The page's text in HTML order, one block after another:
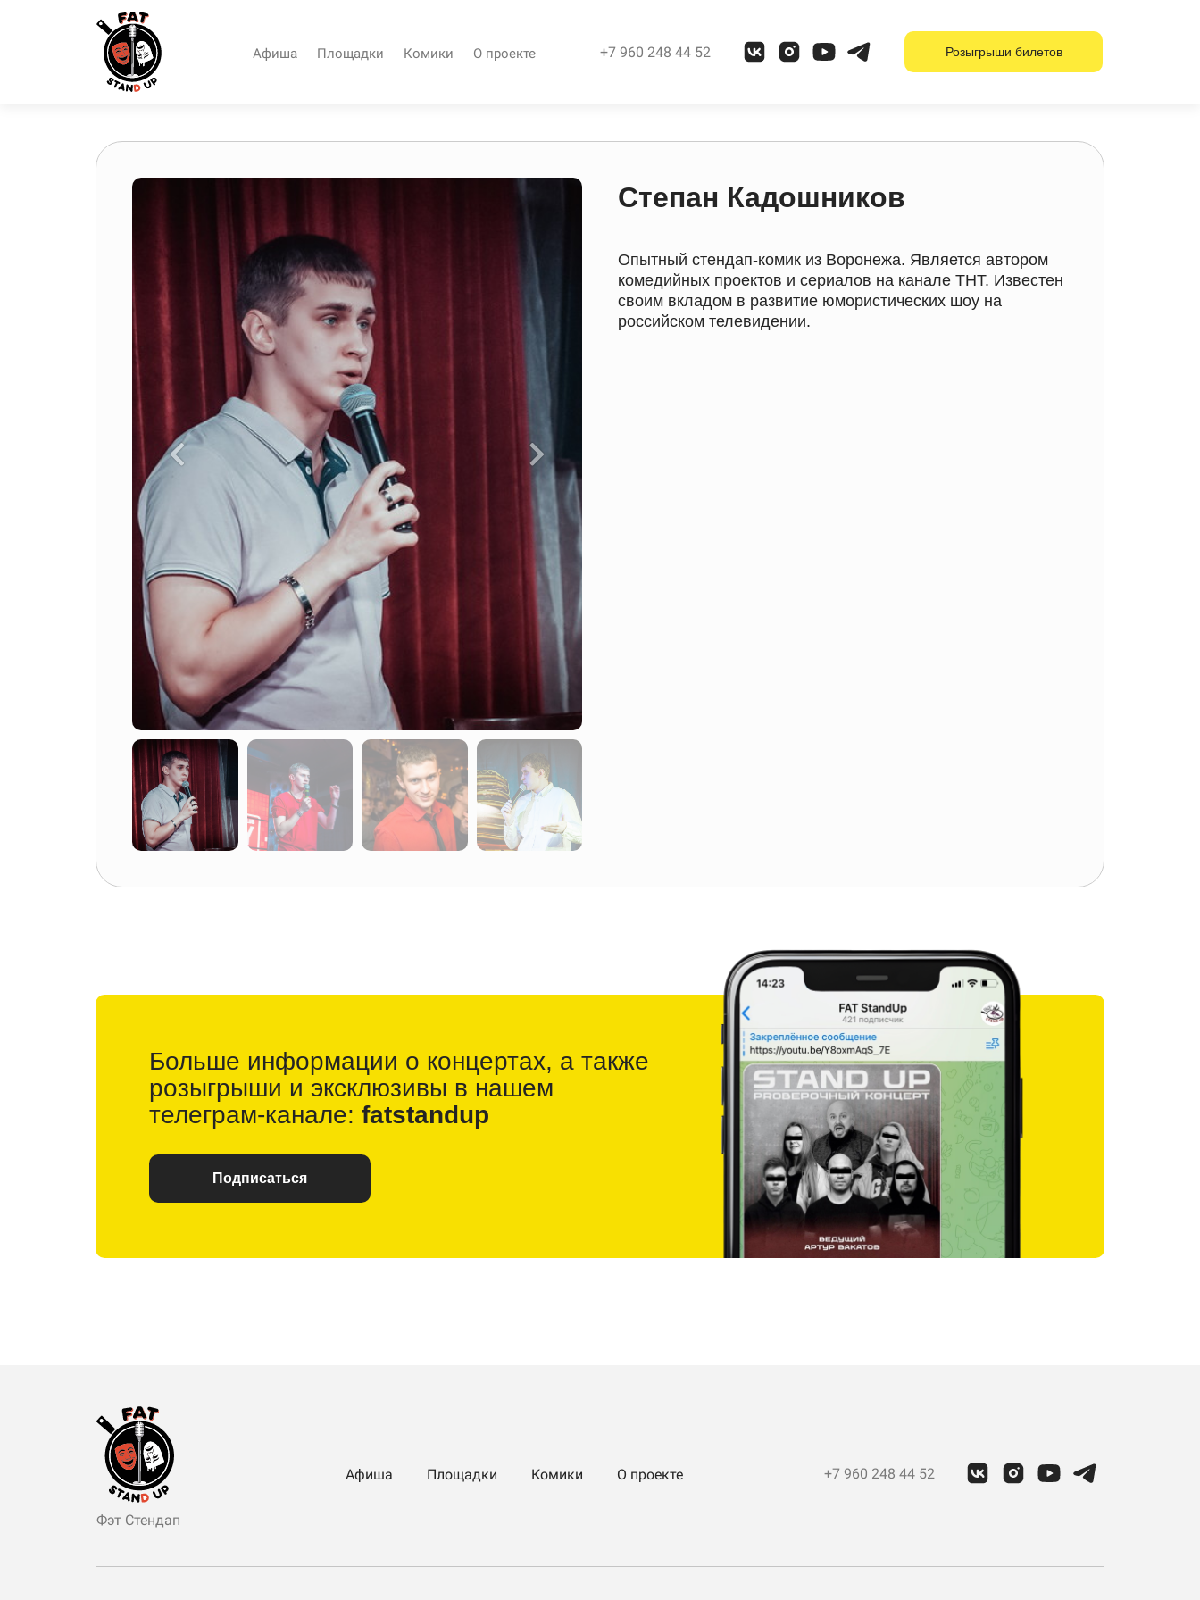
Афиша Площадки Комики О проекте +7 960 248 44 52 Розыгрыши билетов
Степан Кадошников
Опытный стендап-комик из Воронежа. Является автором
комедийных проектов и сериалов на канале ТНТ. Известен
своим вкладом в развитие юмористических шоу на
российском телевидении.
Больше информации о концертах, а также
розыгрыши и эксклюзивы в нашем
телеграм-канале: fatstandup
Подписаться
Фэт Стендап
Афиша Площадки Комики О проекте +7 960 248 44 52